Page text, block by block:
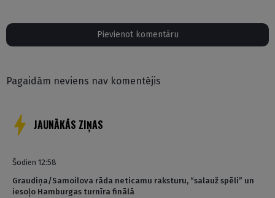
Pievienot komentāru
Pagaidām neviens nav komentējis
JAUNĀKĀS ZIŅAS
Šodien 12:58
Graudiņa/Samoilova rāda neticamu raksturu, “salauž spēli” un
iesoļo Hamburgas turnīra finālā